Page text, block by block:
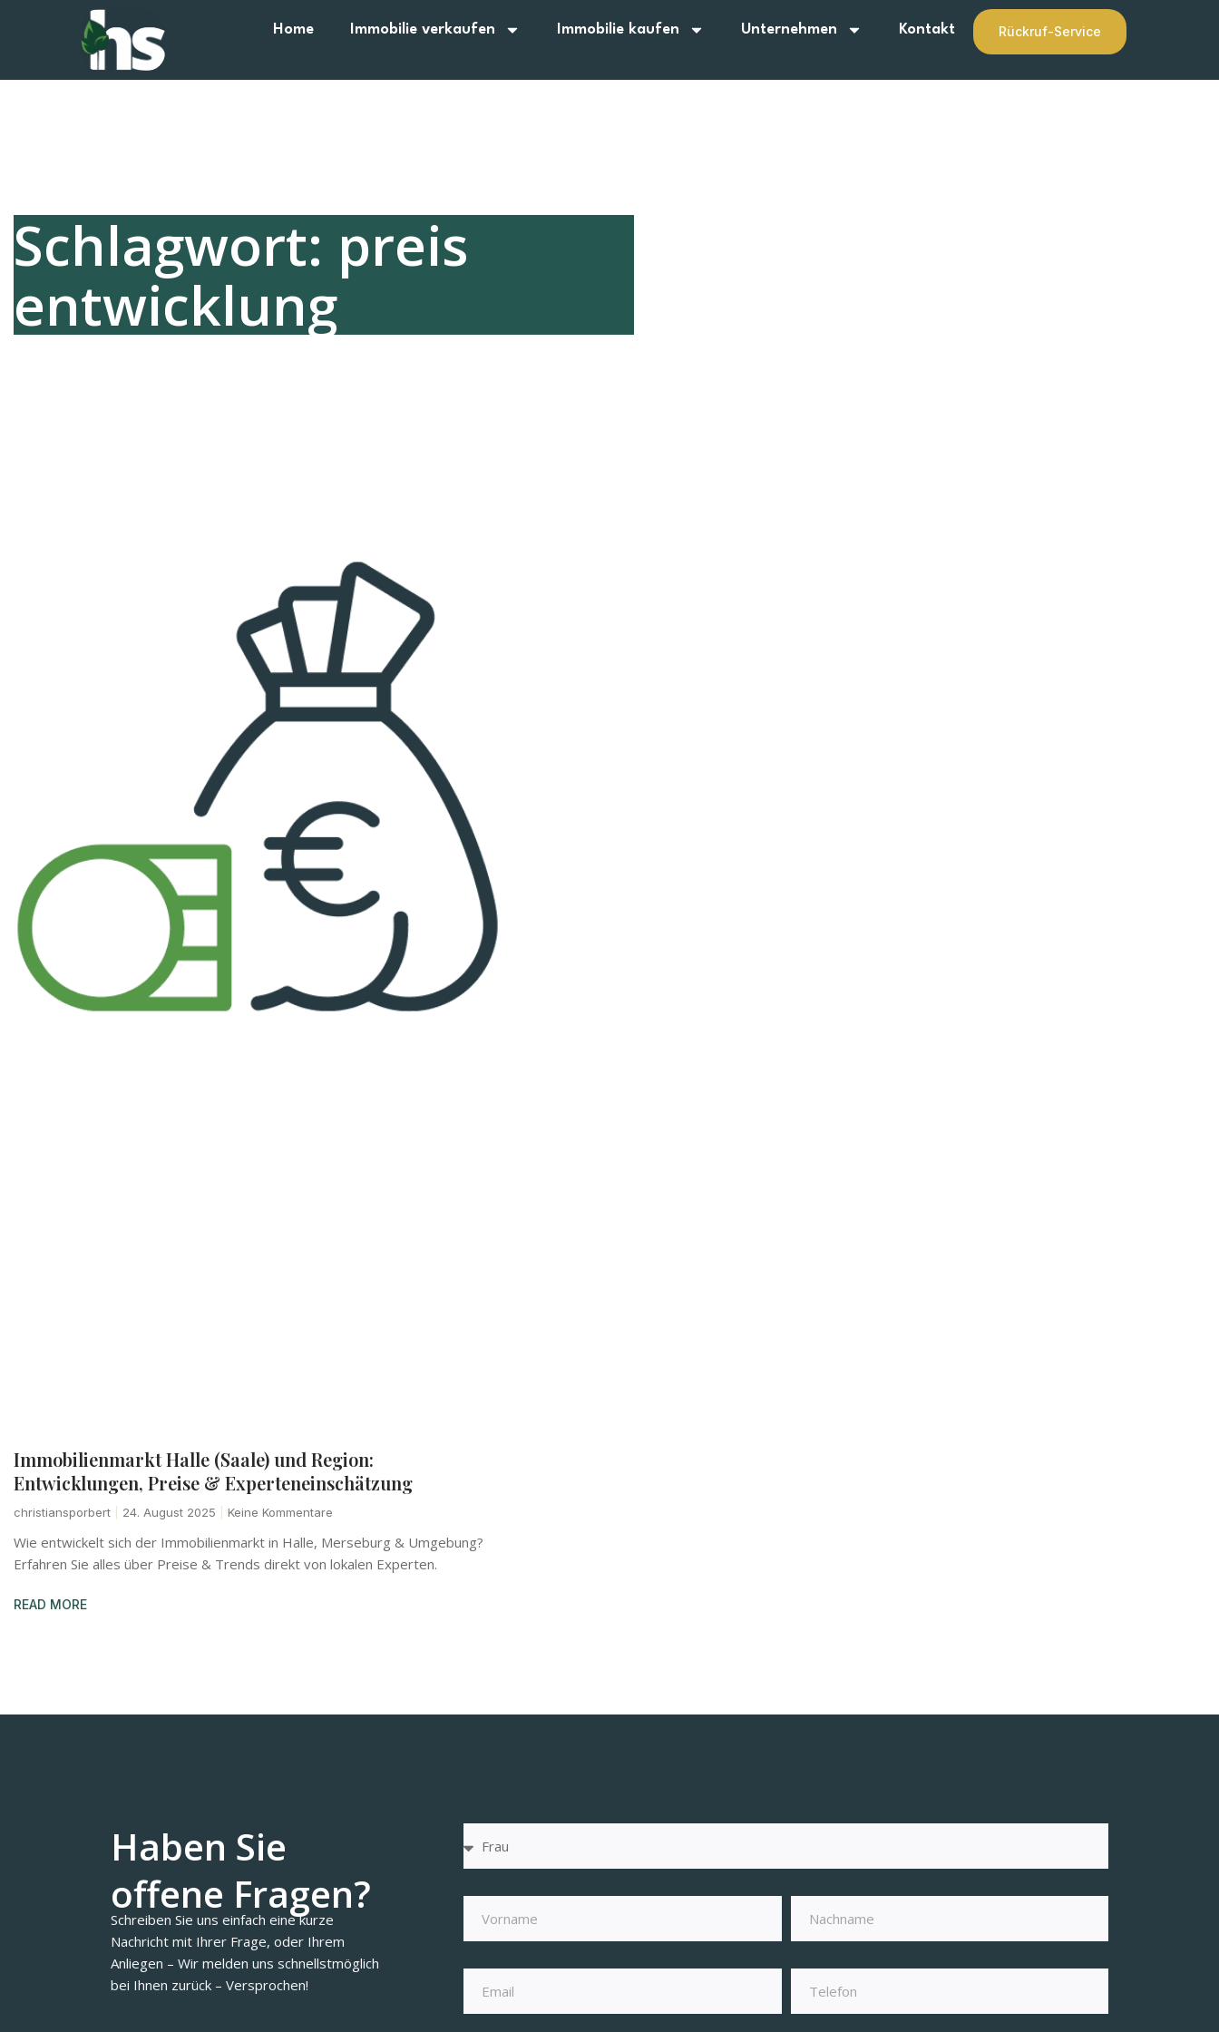
Home Immobilie verkaufen Immobilie kaufen Unternehmen Kontakt Rückruf-Service
Schlagwort: preis
entwicklung
Immobilienmarkt Halle (Saale) und Region:
Entwicklungen, Preise & Experteneinschätzung
christiansporbert 24. August 2025 Keine Kommentare
Wie entwickelt sich der Immobilienmarkt in Halle, Merseburg & Umgebung?
Erfahren Sie alles über Preise & Trends direkt von lokalen Experten.
READ MORE
Haben Sie
offene Fragen?
Schreiben Sie uns einfach eine kurze
Nachricht mit Ihrer Frage, oder Ihrem
Anliegen – Wir melden uns schnellstmöglich
bei Ihnen zurück – Versprochen!